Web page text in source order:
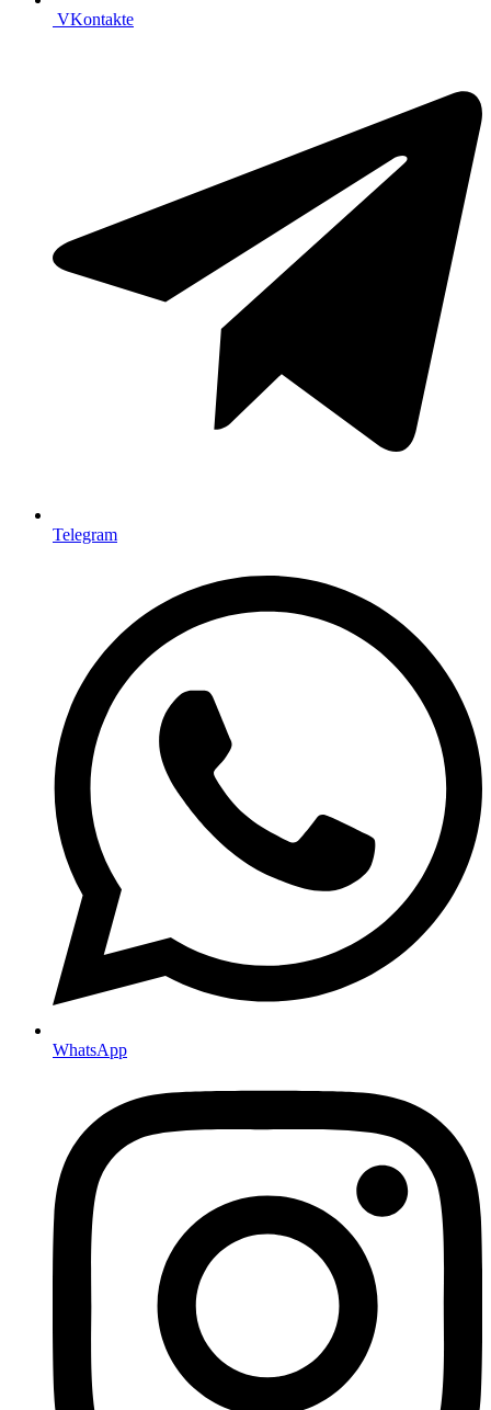
VKontakte
Telegram
WhatsApp